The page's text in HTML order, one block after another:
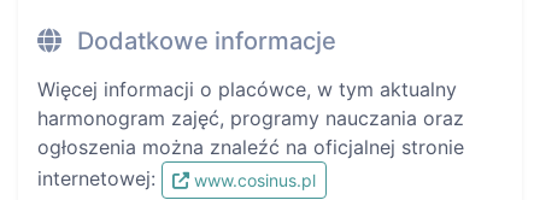
Dodatkowe informacje
Więcej informacji o placówce, w tym aktualny
harmonogram zajęć, programy nauczania oraz
ogłoszenia można znaleźć na oficjalnej stronie
internetowej:
www.cosinus.pl